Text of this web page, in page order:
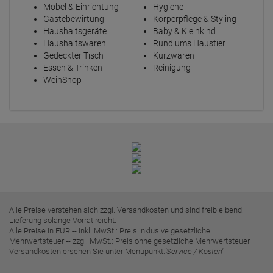
Möbel & Einrichtung
Gästebewirtung
Haushaltsgeräte
Haushaltswaren
Gedeckter Tisch
Essen & Trinken
WeinShop
Hygiene
Körperpflege & Styling
Baby & Kleinkind
Rund ums Haustier
Kurzwaren
Reinigung
Alle Preise verstehen sich zzgl. Versandkosten und sind freibleibend.
Lieferung solange Vorrat reicht.
Alle Preise in EUR -- inkl. MwSt.: Preis inklusive gesetzliche
Mehrwertsteuer -- zzgl. MwSt.: Preis ohne gesetzliche Mehrwertsteuer
Versandkosten ersehen Sie unter Menüpunkt:'Service / Kosten'